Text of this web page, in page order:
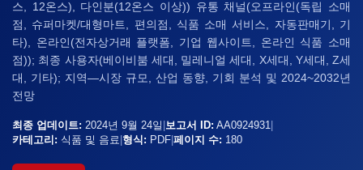
스, 12온스), 다인분(12온스 이상)) 유통 채널(오프라인(독립 소매
점, 슈퍼마켓/대형마트, 편의점, 식품 소매 서비스, 자동판매기, 기
타), 온라인(전자상거래 플랫폼, 기업 웹사이트, 온라인 식품 소매
점)); 최종 사용자(베이비붐 세대, 밀레니얼 세대, X세대, Y세대, Z세
대, 기타); 지역—시장 규모, 산업 동향, 기회 분석 및 2024~2032년
전망
최종 업데이트: 2024년 9월 24일 보고서 ID: AA0924931
카테고리: 식품 및 음료 형식: PDF 페이지 수: 180